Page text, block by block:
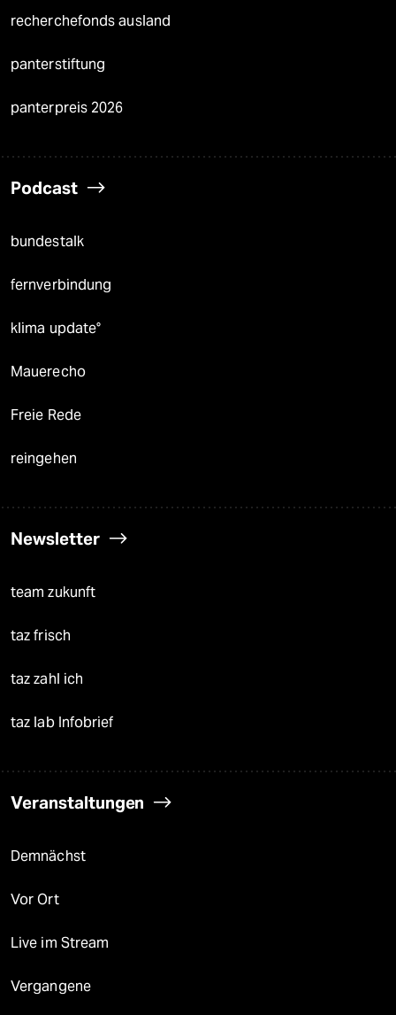
recherchefonds ausland
panterstiftung
panterpreis 2026
Podcast
bundestalk
fernverbindung
klima update°
Mauerecho
Freie Rede
reingehen
Newsletter
team zukunft
taz frisch
taz zahl ich
taz lab Infobrief
Veranstaltungen
Demnächst
Vor Ort
Live im Stream
Vergangene